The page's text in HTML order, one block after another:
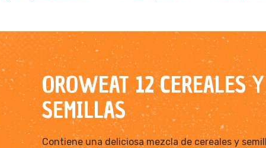
OROWEAT 12 CEREALES Y
SEMILLAS
Contiene una deliciosa mezcla de cereales y